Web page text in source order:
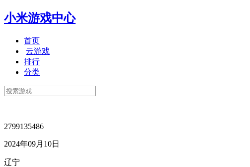
小米游戏中心
首页
云游戏
排行
分类
2799135486
2024年09月10日
辽宁